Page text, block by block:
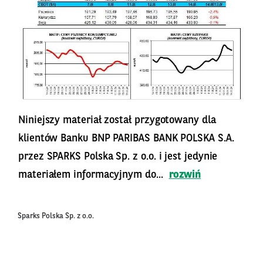
Niniejszy materiał został przygotowany dla
klientów Banku BNP PARIBAS BANK POLSKA S.A.
przez SPARKS Polska Sp. z o.o. i jest jedynie
materiałem informacyjnym do...
rozwiń
Sparks Polska Sp. z o.o.